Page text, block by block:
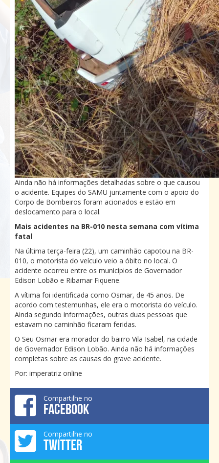
Ainda não há informações detalhadas sobre o que causou
o acidente. Equipes do SAMU juntamente com o apoio do
Corpo de Bombeiros foram acionados e estão em
deslocamento para o local.
Mais acidentes na BR-010 nesta semana com vítima
fatal
Na última terça-feira (22), um caminhão capotou na BR-
010, o motorista do veículo veio a óbito no local. O
acidente ocorreu entre os municípios de Governador
Edison Lobão e Ribamar Fiquene.
A vítima foi identificada como Osmar, de 45 anos. De
acordo com testemunhas, ele era o motorista do veículo.
Ainda segundo informações, outras duas pessoas que
estavam no caminhão ficaram feridas.
O Seu Osmar era morador do bairro Vila Isabel, na cidade
de Governador Edison Lobão. Ainda não há informações
completas sobre as causas do grave acidente.
Por: imperatriz online
Compartilhe no
FACEBOOK
Compartilhe no
TWITTER